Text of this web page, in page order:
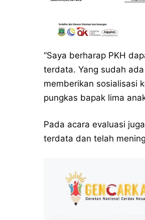
“Saya berharap PKH
terdata. Yang sudah
memberikan sosialisasi
pungkas bapak lima
Pada acara evaluasi
terdata dan telah